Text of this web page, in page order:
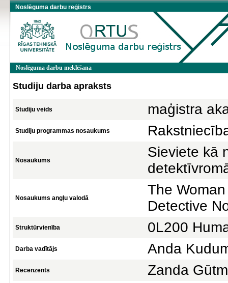
Noslēguma darbu reģistrs
Noslēguma darbu meklēšana
Studiju darba apraksts
Studiju veids maģistra
Studiju programmas nosaukums
Nosaukums
Sieviete kā
Nosaukums angļu valodā
The
Detective
Struktūrvienība 0L200
Darba vadītājs Anda
Recenzents Zanda